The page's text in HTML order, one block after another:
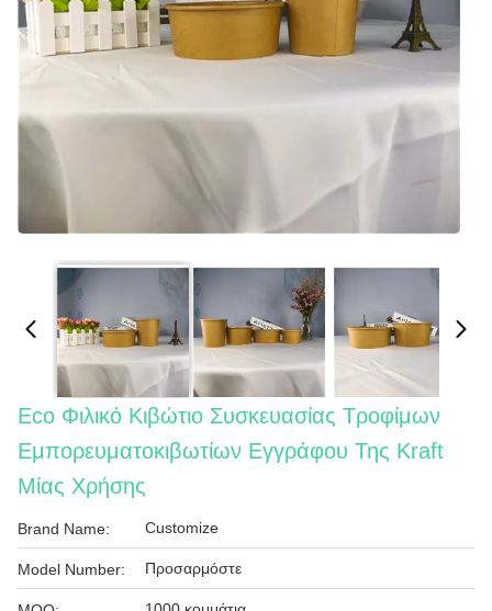
Eco Φιλικό Κιβώτιο Συσκευασίας Τροφίμων
Εμπορευματοκιβωτίων Εγγράφου Της Kraft
Μίας Χρήσης
Brand Name: Customize
Model Number: Προσαρμόστε